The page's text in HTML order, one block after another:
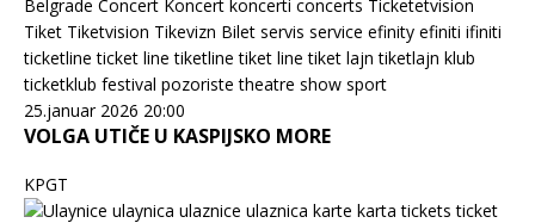
25.januar 2026 20:00
VOLGA UTIČE U KASPIJSKO MORE
KPGT